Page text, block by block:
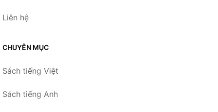
Liên hệ
CHUYÊN MỤC
Sách tiếng Việt
Sách tiếng Anh